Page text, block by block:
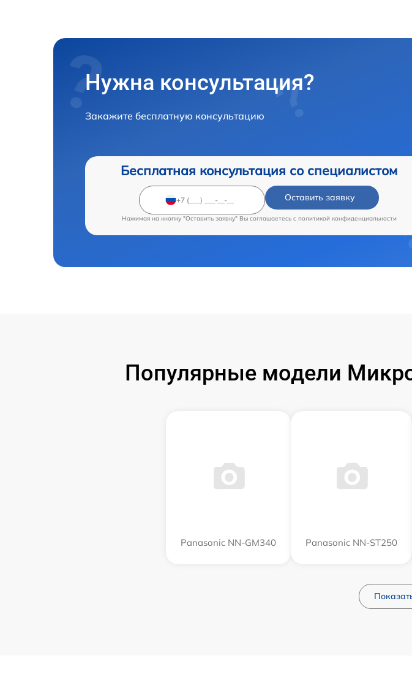
Нужна консультация?
Закажите бесплатную консультацию
Бесплатная консультация со специалистом
Оставить заявку
Нажимая на кнопку "Оставить заявку" Вы соглашаетесь c политикой конфиденциальности
Популярные модели
Panasonic NN-GM340 Panasonic NN-ST250